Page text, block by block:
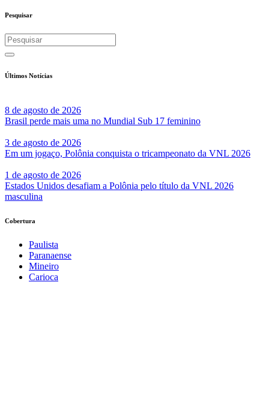
Pesquisar
Últimos Notícias
8 de agosto de 2026
Brasil perde mais uma no Mundial Sub 17 feminino
3 de agosto de 2026
Em um jogaço, Polônia conquista o tricampeonato da VNL 2026
1 de agosto de 2026
Estados Unidos desafiam a Polônia pelo título da VNL 2026
masculina
Cobertura
Paulista
Paranaense
Mineiro
Carioca